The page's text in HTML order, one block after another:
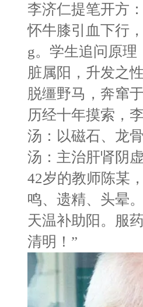
李济仁提笔开方
怀牛膝引血下行
g。学生追问原
脏属阳，升发之
脱缰野马，奔窜
历经十年摸索，
汤：以磁石、龙
汤：主治肝肾阴
42岁的教师陈某
鸣、遗精、头晕
天温补助阳。服
清明！”